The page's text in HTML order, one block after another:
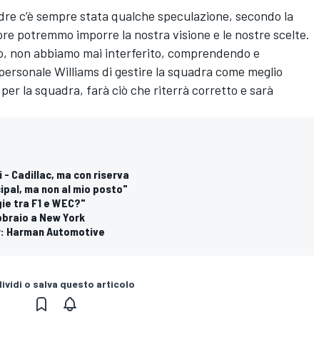
c’è sempre stata qualche speculazione, secondo la
potremmo imporre la nostra visione e le nostre scelte.
non abbiamo mai interferito, comprendendo e
Williams di gestire la squadra come meglio
la squadra, farà ciò che riterrà corretto e sarà
- Cadillac, ma con riserva
ma non al mio posto"
tra F1 e WEC?"
a New York
Harman Automotive
o salva questo articolo